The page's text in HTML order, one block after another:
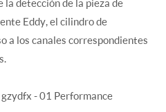
la detección de la pieza de
Eddy, el cilindro de
a los canales correspondientes
- 01 Performance